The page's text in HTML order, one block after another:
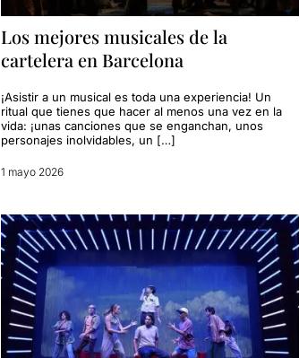
Los mejores musicales de la
cartelera en Barcelona
¡Asistir a un musical es toda una experiencia! Un
ritual que tienes que hacer al menos una vez en la
vida: ¡unas canciones que se enganchan, unos
personajes inolvidables, un […]
1 mayo 2026